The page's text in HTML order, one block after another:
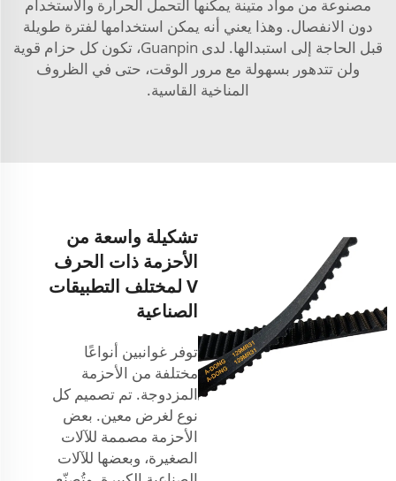
مصنوعة من مواد متينة يمكنها التحمل الحرارة والاستخدام
دون الانفصال. وهذا يعني أنه يمكن استخدامها لفترة طويلة
قبل الحاجة إلى استبدالها. لدى Guanpin، تكون كل حزام قوية
ولن تتدهور بسهولة مع مرور الوقت، حتى في الظروف
المناخية القاسية.
تشكيلة واسعة من
الأحزمة ذات الحرف
V لمختلف التطبيقات
الصناعية
توفر غوانبين أنواعًا
مختلفة من الأحزمة
المزدوجة. تم تصميم كل
نوع لغرض معين. بعض
الأحزمة مصممة للآلات
الصغيرة، وبعضها للآلات